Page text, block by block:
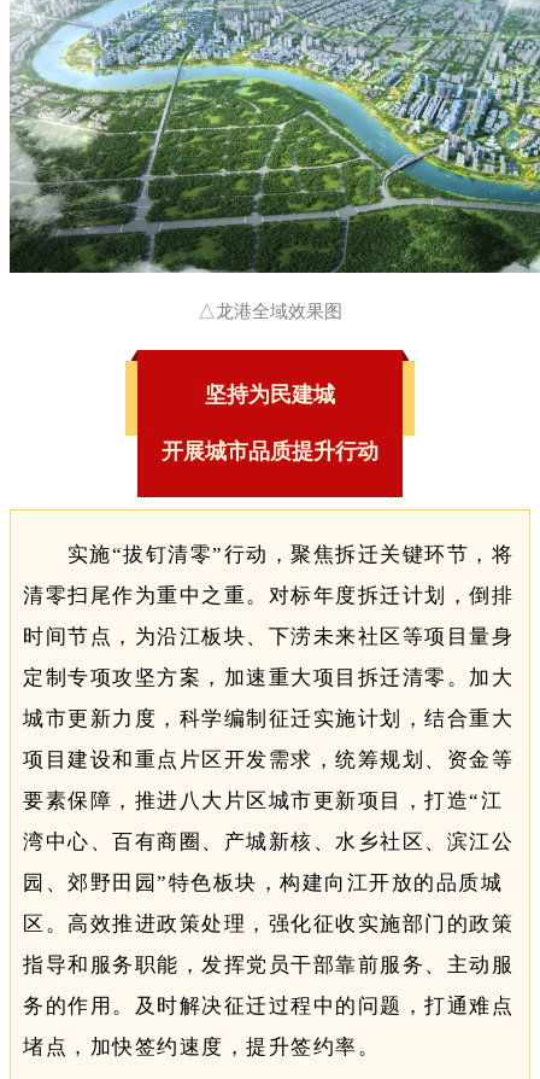
△龙港全域效果图
坚持为民建城
开展城市品质提升行动
实施“拔钉清零”行动，聚焦拆迁关键环节，将
清零扫尾作为重中之重。对标年度拆迁计划，倒排
时间节点，为沿江板块、下涝未来社区等项目量身
定制专项攻坚方案，加速重大项目拆迁清零。加大
城市更新力度，科学编制征迁实施计划，结合重大
项目建设和重点片区开发需求，统筹规划、资金等
要素保障，推进八大片区城市更新项目，打造“江
湾中心、百有商圈、产城新核、水乡社区、滨江公
园、郊野田园”特色板块，构建向江开放的品质城
区。高效推进政策处理，强化征收实施部门的政策
指导和服务职能，发挥党员干部靠前服务、主动服
务的作用。及时解决征迁过程中的问题，打通难点
堵点，加快签约速度，提升签约率。